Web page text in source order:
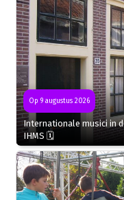
Op 9 augustus 2026
Internationale musici in
IHMS 🗓